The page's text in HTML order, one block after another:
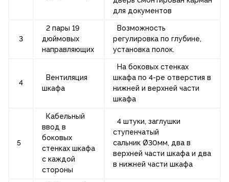
для документов
3
2 пары 19
дюймовых
направляющих
Возможность
регулировка по глубине,
установка полок.
4
Вентиляция
шкафа
На боковых стенках
шкафа по 4-ре отверстия в
нижней и верхней части
шкафа
5
Кабельный
ввод в
боковых
стенках шкафа
с каждой
стороны
4 штуки, заглушки
ступенчатый
сальник Ø30мм, два в
верхней части шкафа и два
в нижней части шкафа